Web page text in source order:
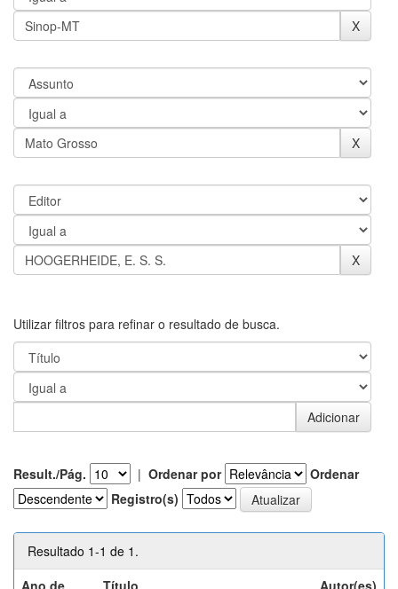
Utilizar filtros para refinar o resultado de busca.
Result./Pág. | Ordenar por
Ordenar
Registro(s)
Resultado 1-1 de 1.
Ano de
Título Autor(es)